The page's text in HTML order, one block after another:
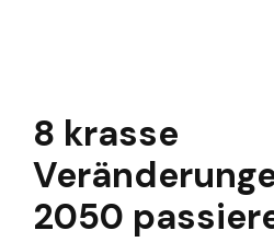
8 krasse
2050